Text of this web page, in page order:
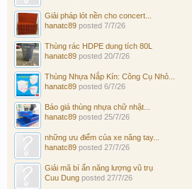
Giải pháp lót nền cho concert...
hanatc89 posted 7/7/26
Thùng rác HDPE dung tích 80L
hanatc89 posted 20/7/26
Thùng Nhựa Nắp Kín: Công Cụ Nhỏ...
hanatc89 posted 6/7/26
Báo giá thùng nhựa chữ nhật...
hanatc89 posted 25/7/26
những ưu điểm của xe nâng tay...
hanatc89 posted 27/7/26
Giải mã bí ẩn năng lượng vũ trụ
Cuu Dung posted 27/7/26